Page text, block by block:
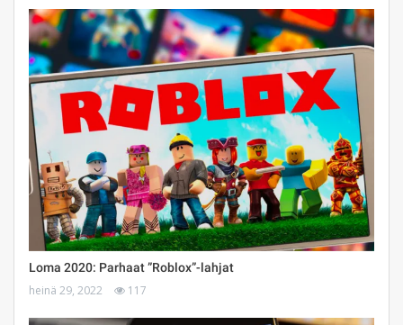
Loma 2020: Parhaat ”Roblox”-lahjat
heinä 29, 2022 117